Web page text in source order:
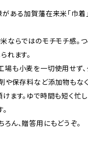
ある加賀藩在来米「巾着
ならではのモチモチ感。
れます。
場も小麦を一切使用せず、
や保存料など添加物もな
ます。ゆで時間も短く忙
ん、贈答用にもどうぞ。